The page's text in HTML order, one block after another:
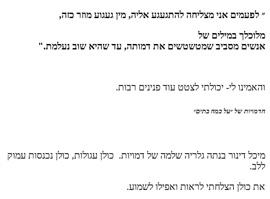
לפעמים אני מצליחה להתגעגע אליה, מין געגוע מוזר כזה,
במילים של
מסביב שמטשטשים את דמותה, עד שהיא שוב נעלמת."
לי- יכולתי לצטט עוד פנינים רבות.
של ״על כמה בתים״
דינור בנתה גלריה שלמה של דמויות. כולן עגולות, כולן נכנסות עמוק
כולן הצלחתי לראות ואפילו לשמוע.